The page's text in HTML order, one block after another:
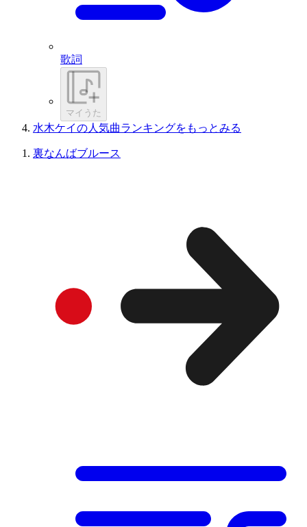
歌詞
マイうた
水木ケイの人気曲ランキングをもっとみる
裏なんばブルース